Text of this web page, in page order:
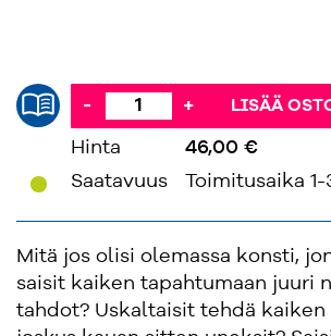
- + LISÄÄ
Hinta
46,00 €
Saatavuus
Toimitusaika
Mitä jos olisi olemassa konsti,
saisit kaiken tapahtumaan juuri
tahdot? Uskaltaisit tehdä kaiken